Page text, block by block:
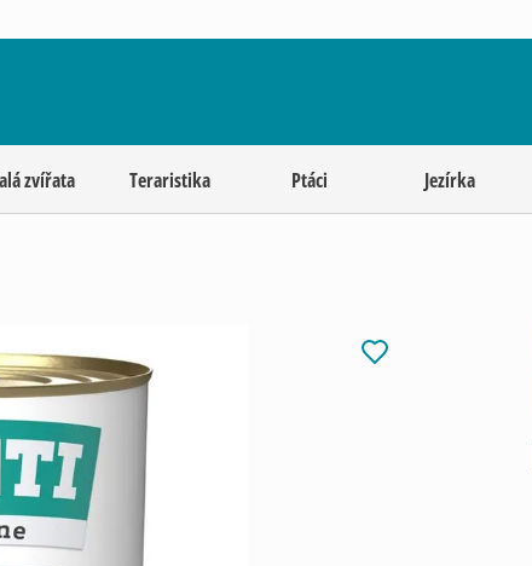
zvířata Teraristika Ptáci Jezírka